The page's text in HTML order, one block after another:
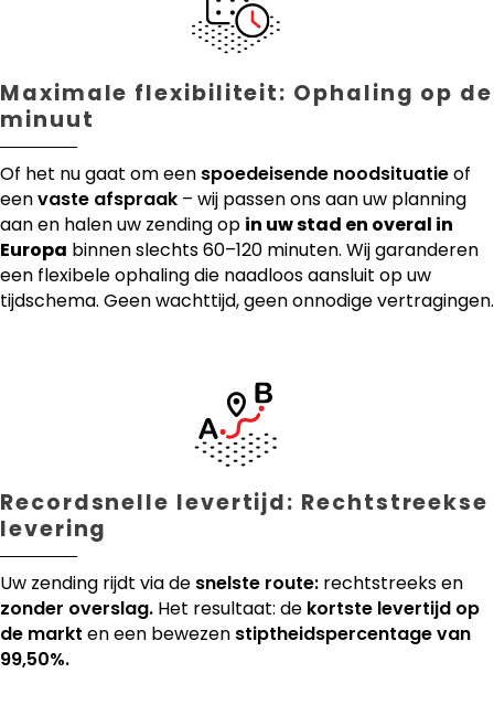
Maximale flexibiliteit: Ophaling op de
minuut
Of het nu gaat om een spoedeisende noodsituatieof
eenvaste afspraak – wij passen ons aan uw planning
aan en halen uw zending op in uw stad en overal in
Europa binnen slechts 60–120 minuten. Wij garanderen
een flexibele ophaling die naadloos aansluit op uw
tijdschema. Geen wachttijd, geen onnodige vertragingen.
Recordsnelle levertijd: Rechtstreekse
levering
Uw zending rijdt via de snelste route: rechtstreeks en
zonder overslag. Het resultaat: de kortste levertijd op
de markt en een bewezen stiptheidspercentage van
99,50%.